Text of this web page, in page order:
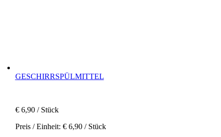
GESCHIRRSPÜLMITTEL
€6,90/ Stück
Preis / Einheit: €6,90/ Stück